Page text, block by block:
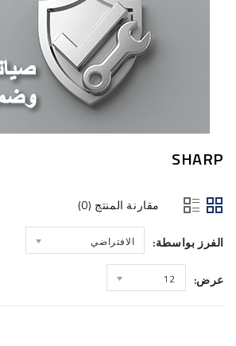
SHARP
مقارنة المنتج (0)
الفرز بواسطة: الافتراضي
عرض: 12